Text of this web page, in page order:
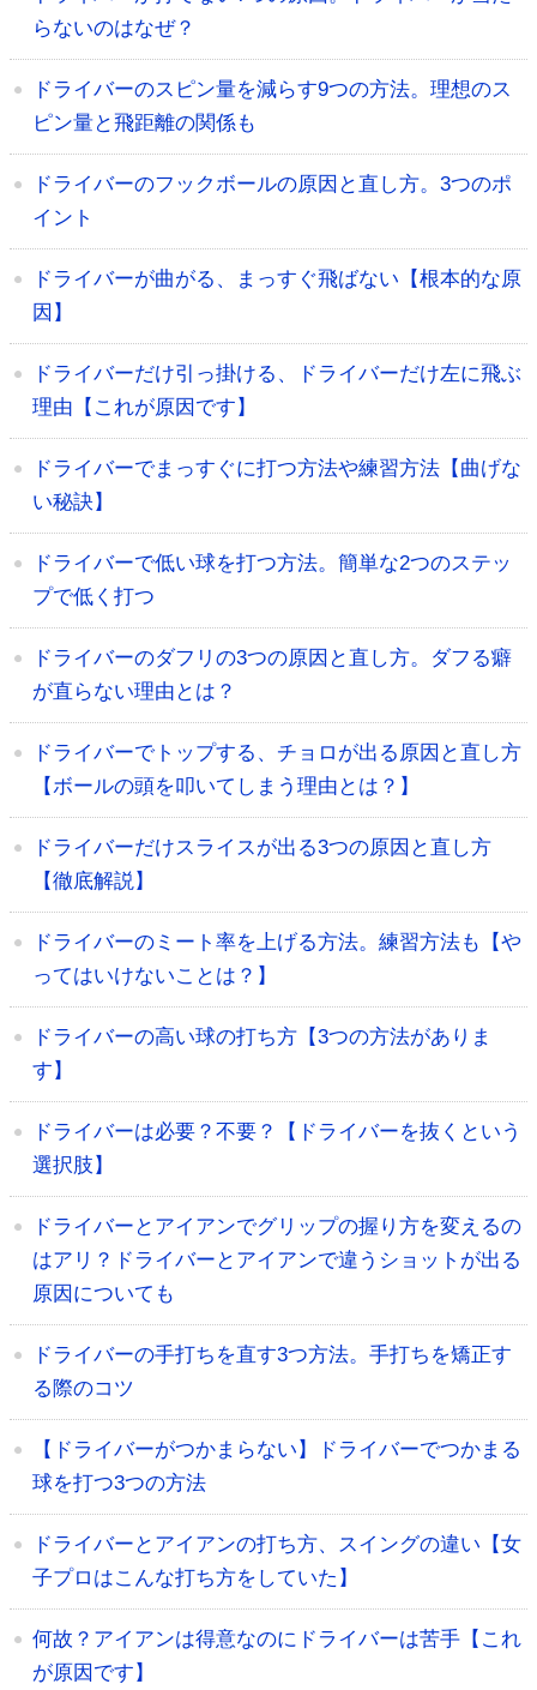
らないのはなぜ？
ドライバーのスピン量を減らす9つの方法。理想のス
ピン量と飛距離の関係も
ドライバーのフックボールの原因と直し方。3つのポ
イント
ドライバーが曲がる、まっすぐ飛ばない【根本的な原
因】
ドライバーだけ引っ掛ける、ドライバーだけ左に飛ぶ
理由【これが原因です】
ドライバーでまっすぐに打つ方法や練習方法【曲げな
い秘訣】
ドライバーで低い球を打つ方法。簡単な2つのステッ
プで低く打つ
ドライバーのダフリの3つの原因と直し方。ダフる癖
が直らない理由とは？
ドライバーでトップする、チョロが出る原因と直し方
【ボールの頭を叩いてしまう理由とは？】
ドライバーだけスライスが出る3つの原因と直し方
【徹底解説】
ドライバーのミート率を上げる方法。練習方法も【や
ってはいけないことは？】
ドライバーの高い球の打ち方【3つの方法がありま
す】
ドライバーは必要？不要？【ドライバーを抜くという
選択肢】
ドライバーとアイアンでグリップの握り方を変えるの
はアリ？ドライバーとアイアンで違うショットが出る
原因についても
ドライバーの手打ちを直す3つ方法。手打ちを矯正す
る際のコツ
【ドライバーがつかまらない】ドライバーでつかまる
球を打つ3つの方法
ドライバーとアイアンの打ち方、スイングの違い【女
子プロはこんな打ち方をしていた】
何故？アイアンは得意なのにドライバーは苦手【これ
が原因です】